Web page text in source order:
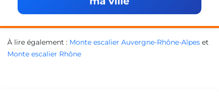
À lire également : Monte escalier Auvergne-Rhône-Alpes et
Monte escalier Rhône